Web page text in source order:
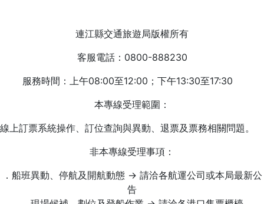
連江縣交通旅遊局版權所有
客服電話：0800-888230
服務時間：上午08:00至12:00；下午13:30至17:30
本專線受理範圍：
線上訂票系統操作、訂位查詢與異動、退票及票務相關問題。
非本專線受理事項：
．船班異動、停航及開航動態 → 請洽各航運公司或本局最新公
告